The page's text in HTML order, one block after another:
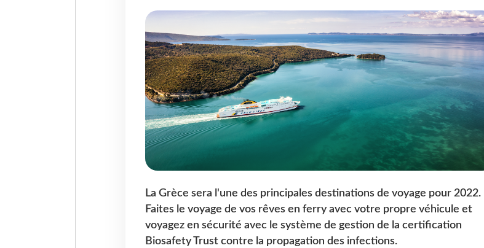
La Grèce sera l'une des principales destinations de voyage pour 2022.
Faites le voyage de vos rêves en ferry avec votre propre véhicule et
voyagez en sécurité avec le système de gestion de la certification
Biosafety Trust contre la propagation des infections.